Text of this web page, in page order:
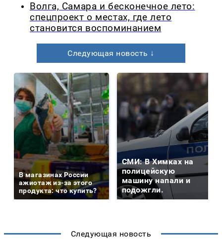
Волга, Самара и бесконечное лето:
спецпроект о местах, где лето
становится воспоминанием
Следующая новость ↓
В магазинах России
ажиотаж из-за этого
продукта: что купить?
СМИ: В Химках на
полицейскую
машину напали и
подожгли.
Следующая новость